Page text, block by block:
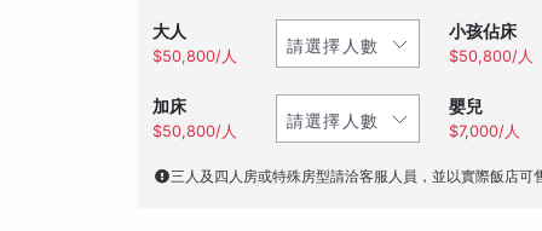
大人
$50,800/人
小孩佔床
$50,800/人
加床
$50,800/人
嬰兒
$7,000/人
三人及四人房或特殊房型請洽客服人員，並以實際飯店可